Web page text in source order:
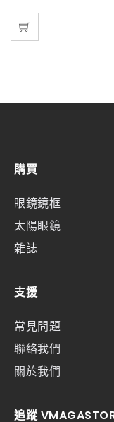
購買
眼鏡鏡框
太陽眼鏡
雜誌
支援
常見問題
聯絡我們
關於我們
追蹤